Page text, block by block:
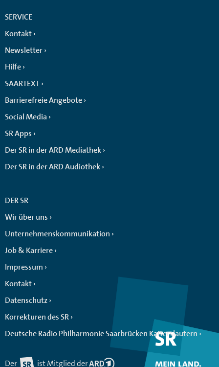
SERVICE
Kontakt
Newsletter
Hilfe
SAARTEXT
Barrierefreie Angebote
Social Media
SR Apps
Der SR in der ARD Mediathek
Der SR in der ARD Audiothek
DER SR
Wir über uns
Unternehmenskommunikation
Job & Karriere
Impressum
Kontakt
Datenschutz
Korrekturen des SR
Deutsche Radio Philharmonie Saarbrücken Kaiserslautern
Der ist Mitglied der